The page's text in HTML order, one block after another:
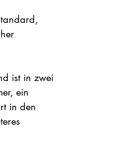
ist in zwei
ein
in den